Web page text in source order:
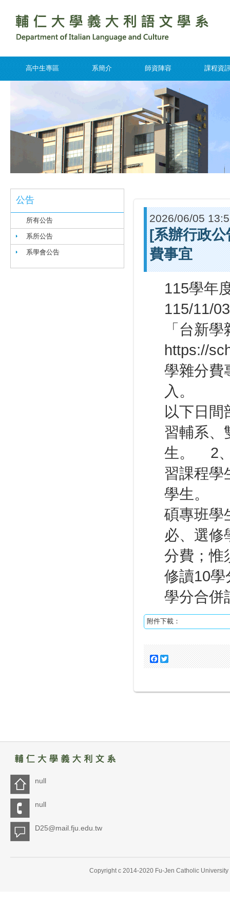
高中生專區 系簡介 師資陣容 課程資
公告
所有公告
系所公告
系學會公告
2026/06/05
[系辦行政
費事宜
115學年
115/11/
「台新
https://
學雜分費
入。
以下日
習輔系、
生。 2
習課程
學生。
碩專班學
必、選修
分費；惟
修讀10學
學分合併
附件下載：
Facebook
null
null
D25@mail.fju.edu.tw
Copyright c 2014-2020 Fu-Jen Catholic